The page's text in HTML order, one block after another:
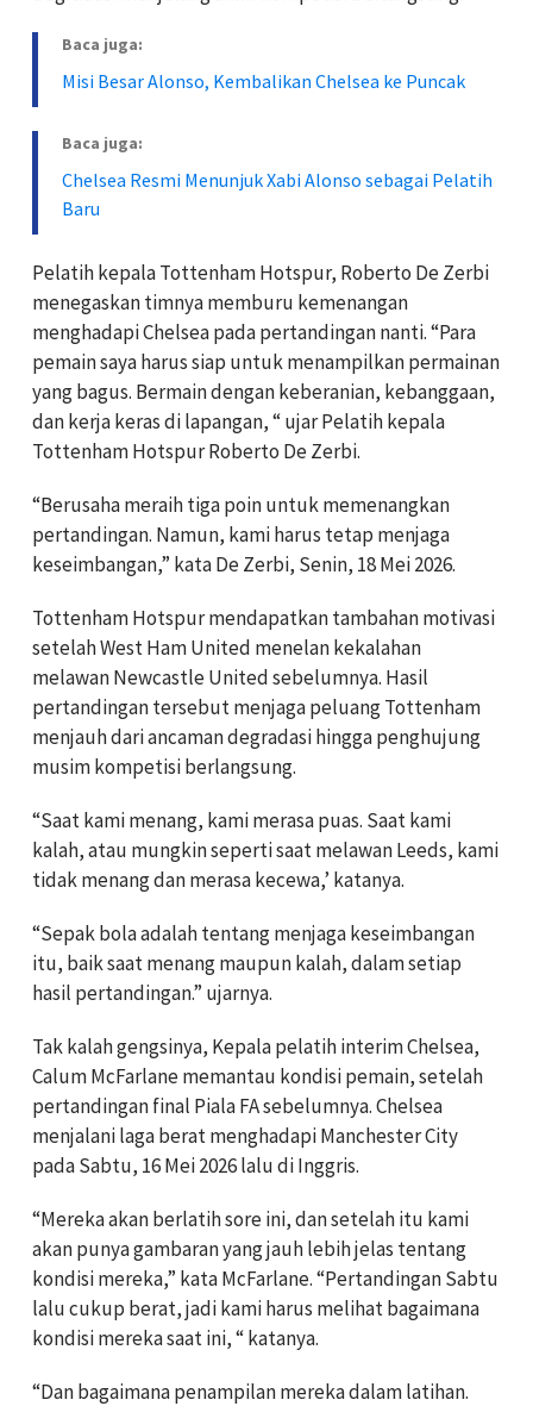
Baca juga:
Misi Besar Alonso, Kembalikan Chelsea ke Puncak
Baca juga:
Chelsea Resmi Menunjuk Xabi Alonso sebagai Pelatih
Baru
Pelatih kepala Tottenham Hotspur, Roberto De Zerbi
menegaskan timnya memburu kemenangan
menghadapi Chelsea pada pertandingan nanti. “Para
pemain saya harus siap untuk menampilkan permainan
yang bagus. Bermain dengan keberanian, kebanggaan,
dan kerja keras di lapangan, “ ujar Pelatih kepala
Tottenham Hotspur Roberto De Zerbi.
“Berusaha meraih tiga poin untuk memenangkan
pertandingan. Namun, kami harus tetap menjaga
keseimbangan,” kataDe Zerbi, Senin, 18 Mei 2026.
Tottenham Hotspur mendapatkan tambahan motivasi
setelah West Ham United menelan kekalahan
melawan Newcastle United sebelumnya. Hasil
pertandingan tersebut menjaga peluang Tottenham
menjauh dari ancaman degradasi hingga penghujung
musim kompetisi berlangsung.
“Saat kami menang, kami merasa puas. Saat kami
kalah, atau mungkin seperti saat melawan Leeds, kami
tidak menang dan merasa kecewa,’ katanya.
“Sepak bola adalah tentang menjaga keseimbangan
itu, baik saat menang maupun kalah, dalam setiap
hasil pertandingan.” ujarnya.
Tak kalah gengsinya, Kepala pelatih interim Chelsea,
Calum McFarlane memantau kondisi pemain, setelah
pertandingan final Piala FA sebelumnya. Chelsea
menjalani laga berat menghadapi Manchester City
pada Sabtu, 16 Mei 2026 lalu di Inggris.
“Mereka akan berlatih sore ini, dan setelah itu kami
akan punya gambaran yang jauh lebih jelas tentang
kondisi mereka,” kata McFarlane. “Pertandingan Sabtu
lalu cukup berat, jadi kami harus melihat bagaimana
kondisi mereka saat ini, “ katanya.
“Dan bagaimana penampilan mereka dalam latihan.